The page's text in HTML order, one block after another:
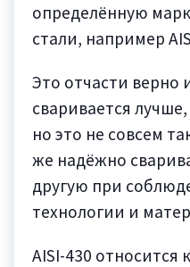
определённую
стали, например
Это отчасти верно
сваривается
но это не совсем
же надёжно
другую при
технологии и
AISI-430